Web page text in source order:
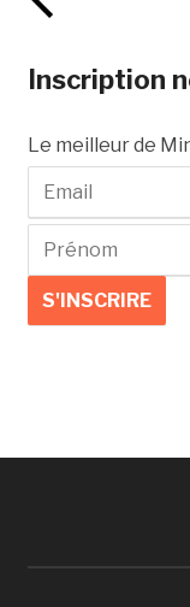
Inscription
Le meilleur de